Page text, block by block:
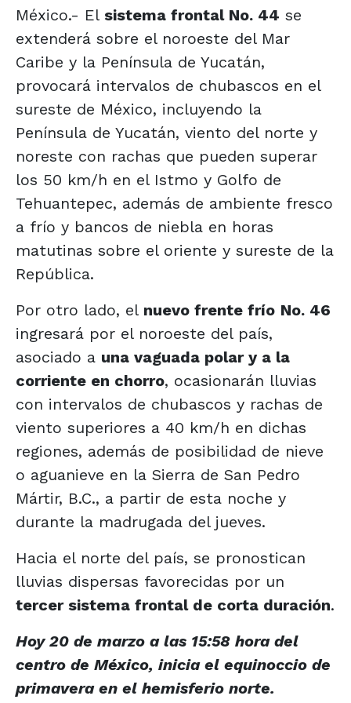
México.- El sistema frontal No. 44 se
extenderá sobre el noroeste del Mar
Caribe y la Península de Yucatán,
provocará intervalos de chubascos en el
sureste de México, incluyendo la
Península de Yucatán, viento del norte y
noreste con rachas que pueden superar
los 50 km/h en el Istmo y Golfo de
Tehuantepec, además de ambiente fresco
a frío y bancos de niebla en horas
matutinas sobre el oriente y sureste de la
República.
Por otro lado, el nuevo frente frío No. 46
ingresará por el noroeste del país,
asociado a una vaguada polar y a la
corriente en chorro, ocasionarán lluvias
con intervalos de chubascos y rachas de
viento superiores a 40 km/h en dichas
regiones, además de posibilidad de nieve
o aguanieve en la Sierra de San Pedro
Mártir, B.C., a partir de esta noche y
durante la madrugada del jueves.
Hacia el norte del país, se pronostican
lluvias dispersas favorecidas por un
tercer sistema frontal de corta duración.
Hoy 20 de marzo a las 15:58 hora del
centro de México, inicia el equinoccio de
primavera en el hemisferio norte.